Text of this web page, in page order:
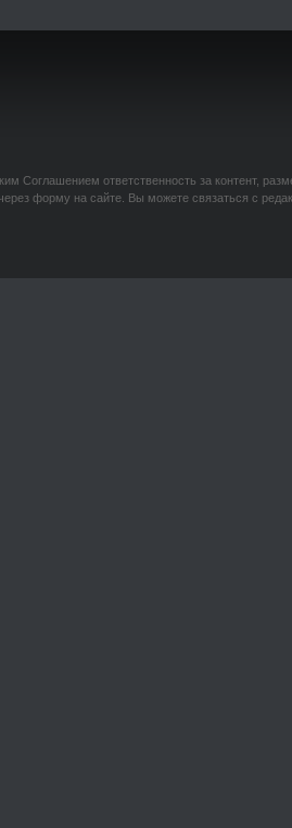
Соглашением ответственность за контент,
через форму на сайте. Вы можете связаться с